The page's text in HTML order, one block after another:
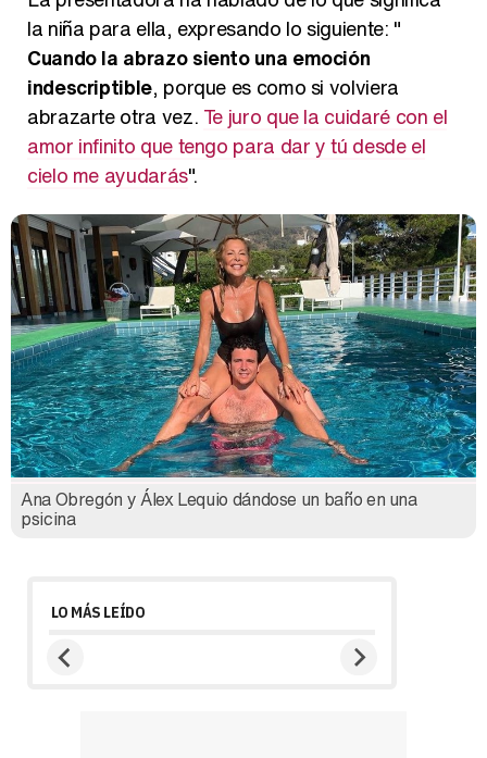
la niña para ella, expresando lo siguiente: "
Cuando la abrazo siento una emoción
indescriptible, porque es como si volviera
abrazarte otra vez. Te juro que la cuidaré con el
amor infinito que tengo para dar y tú desde el
cielo me ayudarás".
Ana Obregón y Álex Lequio dándose un baño en una
psicina
LO MÁS LEÍDO